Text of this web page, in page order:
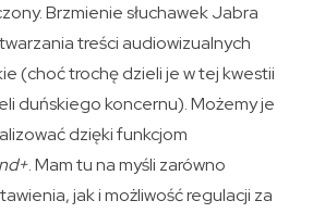
Brzmienie słuchawek Jabra
treści audiowizualnych
(choć trochę dzieli je w tej kwestii
duńskiego koncernu). Możemy je
dzięki funkcjom
. Mam tu na myśli zarówno
jak i możliwość regulacji za